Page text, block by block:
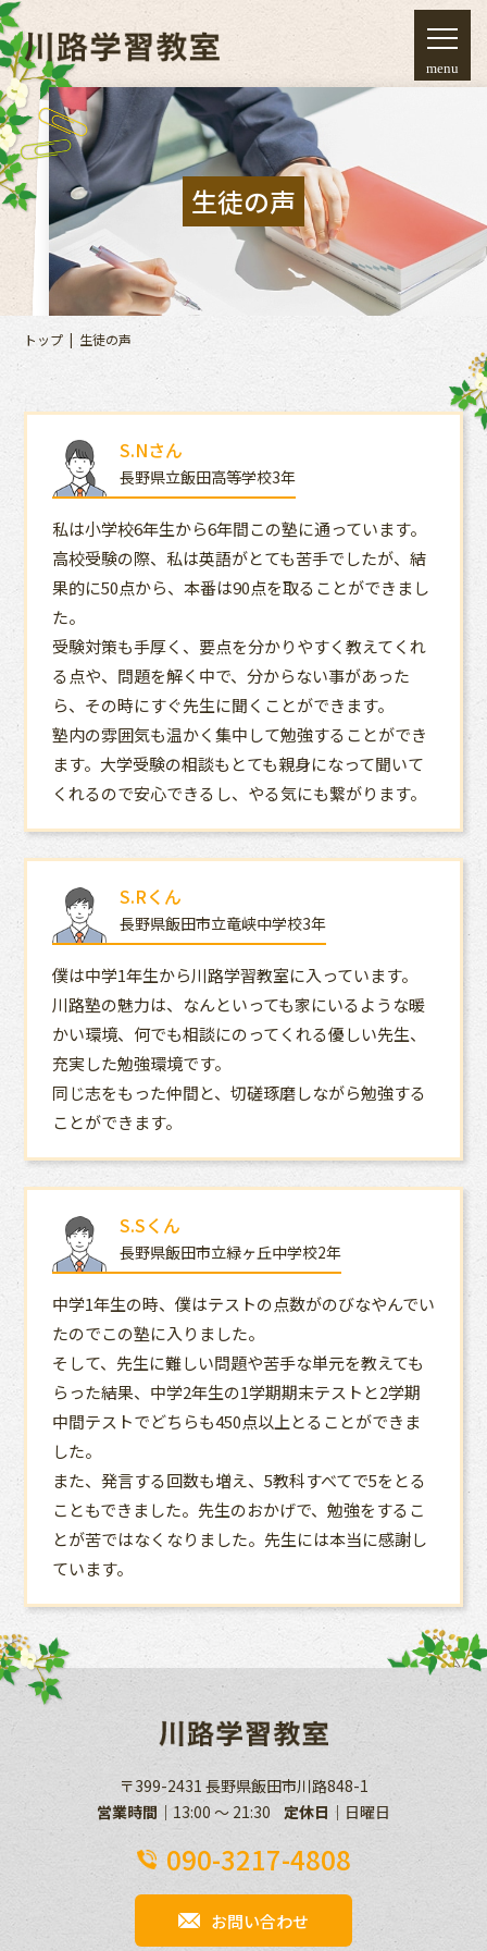
menu
生徒の声
トップ 生徒の声
S.Nさん
長野県立飯田高等学校3年
私は小学校6年生から6年間この塾に通っています。
高校受験の際、私は英語がとても苦手でしたが、結
果的に50点から、本番は90点を取ることができまし
た。
受験対策も手厚く、要点を分かりやすく教えてくれ
る点や、問題を解く中で、分からない事があった
ら、その時にすぐ先生に聞くことができます。
塾内の雰囲気も温かく集中して勉強することができ
ます。大学受験の相談もとても親身になって聞いて
くれるので安心できるし、やる気にも繋がります。
S.Rくん
長野県飯田市立竜峡中学校3年
僕は中学1年生から川路学習教室に入っています。
川路塾の魅力は、なんといっても家にいるような暖
かい環境、何でも相談にのってくれる優しい先生、
充実した勉強環境です。
同じ志をもった仲間と、切磋琢磨しながら勉強する
ことができます。
S.Sくん
長野県飯田市立緑ヶ丘中学校2年
中学1年生の時、僕はテストの点数がのびなやんでい
たのでこの塾に入りました。
そして、先生に難しい問題や苦手な単元を教えても
らった結果、中学2年生の1学期期末テストと2学期
中間テストでどちらも450点以上とることができま
した。
また、発言する回数も増え、5教科すべてで5をとる
こともできました。先生のおかげで、勉強をするこ
とが苦ではなくなりました。先生には本当に感謝し
ています。
〒399-2431 長野県飯田市川路848-1
営業時間
13:00 ～ 21:30 定休日 日曜日
090-3217-4808
お問い合わせ